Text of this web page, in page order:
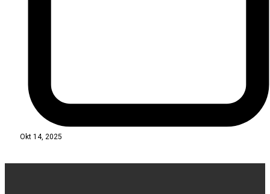
Okt 14, 2025